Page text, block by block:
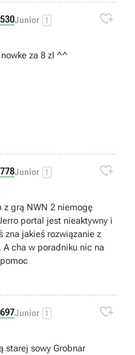
Junior 1 
za 8 zl ^^
Junior 1 
grą NWN 2 niemogę
portal jest nieaktywny i
zna jakieś rozwiązanie z
cha w poradniku nic na
Junior 1 
starej sowy Grobnar